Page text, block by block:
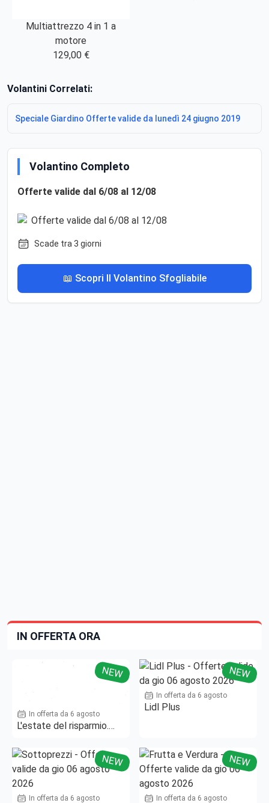
Multiattrezzo 4 in 1 a
motore
129,00 €
Volantini Correlati:
Speciale Giardino Offerte valide da lunedì 24 giugno 2019
Volantino Completo
Offerte valide dal 6/08 al 12/08
Scade tra 3 giorni
📖 Scopri Il Volantino Sfogliabile
IN OFFERTA ORA
NEW
In offerta da 6 agosto
L'estate del risparmio.
NEW
In offerta da 6 agosto
Lidl Plus
NEW
In offerta da 6 agosto
NEW
In offerta da 6 agosto